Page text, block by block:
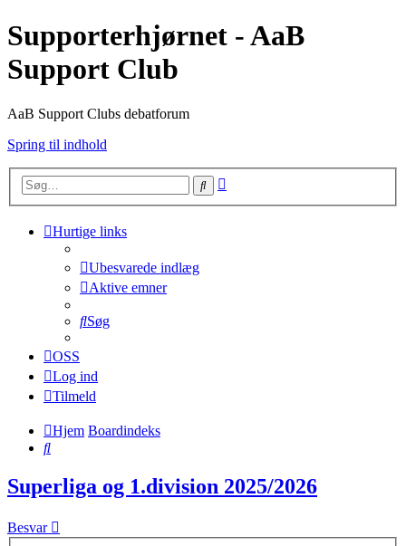
Supporterhjørnet - AaB
Support Club
AaB Support Clubs debatforum
Spring til indhold
Søg
Hurtige links
Ubesvarede indlæg
Aktive emner
Søg
OSS
Log ind
Tilmeld
Hjem Boardindeks
Søg
Superliga og 1.division 2025/2026
Besvar